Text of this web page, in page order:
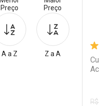
Preço
Preço
A a Z Z a A